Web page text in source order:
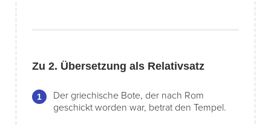
Zu 2. Übersetzung als Relativsatz
Der griechische Bote, der nach Rom
geschickt worden war, betrat den Tempel.